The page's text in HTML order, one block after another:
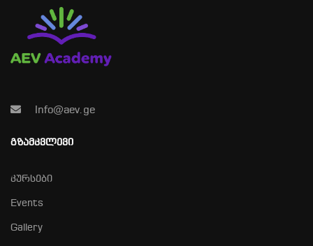
Info@aev.ge
ᲒᲖᲐᲛᲙᲕᲚᲔᲕᲘ
კურსები
Events
Gallery